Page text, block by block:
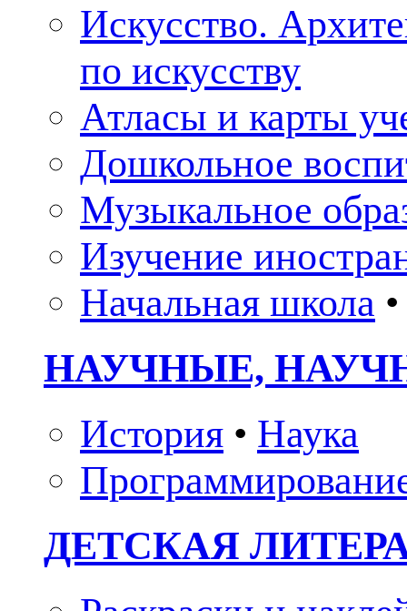
Искусство.
по искусству
Атласы и карты
Дошкольное
Музыкальное
Изучение
Начальная школа •
НАУЧНЫЕ,
История • Наука
ДЕТСКАЯ